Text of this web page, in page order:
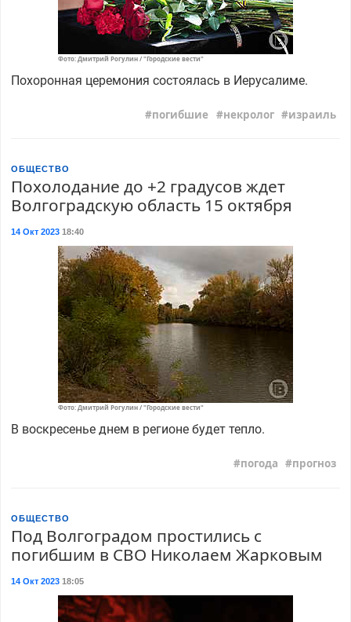
Фото: Дмитрий Рогулин / "Городские вести"
Похоронная церемония состоялась в Иерусалиме.
погибшие некролог израиль
ОБЩЕСТВО
Похолодание до +2 градусов ждет
Волгоградскую область 15 октября
14 Окт 202318:40
Фото: Дмитрий Рогулин / "Городские вести"
В воскресенье днем в регионе будет тепло.
погода прогноз
ОБЩЕСТВО
Под Волгоградом простились с
погибшим в СВО Николаем Жарковым
14 Окт 202318:05